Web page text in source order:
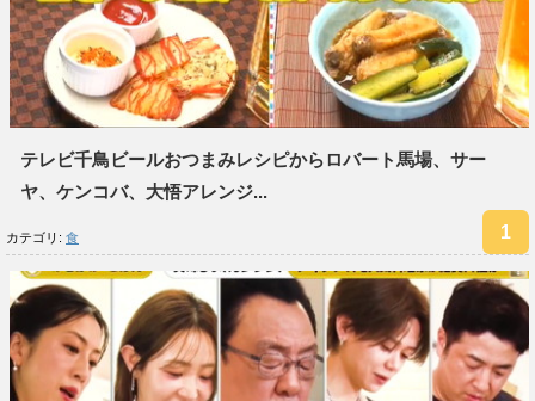
テレビ千鳥ビールおつまみレシピからロバート馬場、サー
ヤ、ケンコバ、大悟アレンジ...
カテゴリ: 食